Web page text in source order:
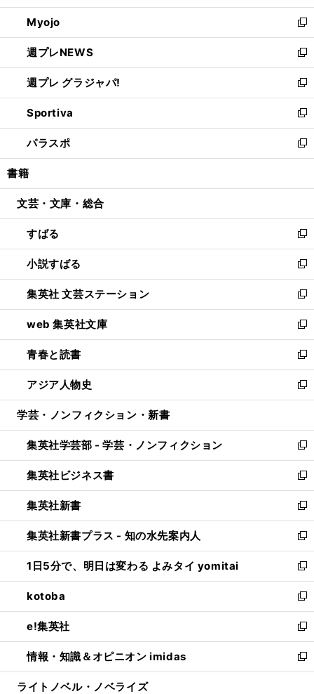
開
く
ウ
で
開
く
ン
ド
ウ
で
開
く
ウ
ィ
ン
ド
ウ
で
開
く
Myojo
新
し
い
ウ
ィ
ン
ド
ウ
で
開
週プレNEWS
新
し
い
ウ
ィ
ン
ド
ウ
開
週プレ グラジャパ!
新
し
い
ウ
ィ
ン
ウ
開
く
Sportiva
新
し
い
ウ
ン
ウ
で
開
く
パラスポ
新
し
ウ
ン
ド
ウ
で
開
く
書籍
文芸・文庫・総合
すばる
新
し
い
ウ
ィ
ン
ド
ウ
で
開
く
小説すばる
新
し
い
ウ
ィ
ン
ド
ウ
で
開
集英社 文芸ステーション
新
し
い
ウ
ィ
ン
ド
ウ
開
く
web 集英社文庫
新
し
い
ウ
ィ
ン
ウ
で
開
く
青春と読書
新
し
い
ウ
ン
ド
ウ
で
開
く
アジア人物史
新
し
ウ
ィ
ン
ド
ウ
で
開
く
学芸・ノンフィクション・新書
集英社学芸部 - 学芸・ノンフィクション
新
し
い
ウ
ィ
ン
ド
ウ
で
開
く
集英社ビジネス書
新
し
い
ウ
ィ
ン
ド
ウ
で
開
く
集英社新書
新
し
い
ウ
ィ
ン
ド
ウ
で
開
く
集英社新書プラス - 知の水先案内人
新
し
い
ウ
ィ
ン
ド
ウ
で
開
1日5分で、明日は変わる よみタイ yomitai
新
し
い
ウ
ィ
ン
ド
ウ
kotoba
新
し
い
ウ
ィ
ン
e!集英社
新
し
い
ウ
情報・知識＆オピニオン imidas
新
し
ライトノベル・ノベライズ